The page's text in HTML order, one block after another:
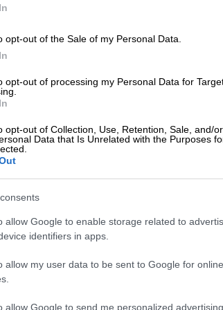
opt-out of the Sale of my Personal Data.
opt-out of processing my Personal Data for
opt-out of Collection, Use, Retention, Sale, and/
Data that Is Unrelated with the Purposes
allow Google to enable storage related to
identifiers in apps.
allow my user data to be sent to Google for
allow Google to send me personalized advertising.
Σινεμά|24.04.2020 16:22
την Αικατερίνη της
Το πολυαναμενόμενο
ξεδιπλώνει την πορεία της
σεναριογράφου της
Τόνι ΜακΝαμάρα
The Great